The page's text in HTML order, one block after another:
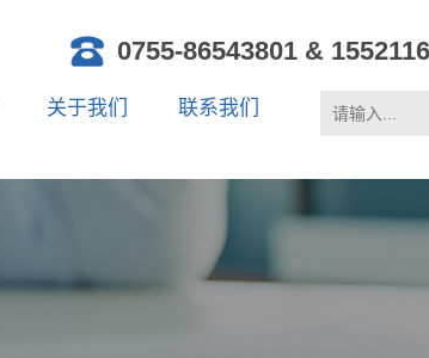
0755-86543801 &
关于我们 联系我们